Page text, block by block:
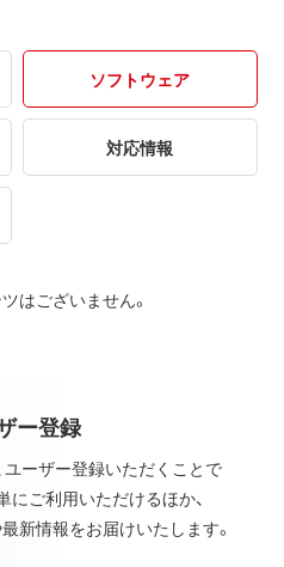
ソフトウェア
対応情報
はございません。
ー登録
ーザー登録いただくことで
ご利用いただけるほか、
新情報をお届けいたします。